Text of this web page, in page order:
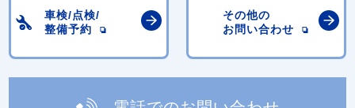
車検/点検/
整備予約
その他の
お問い合わせ